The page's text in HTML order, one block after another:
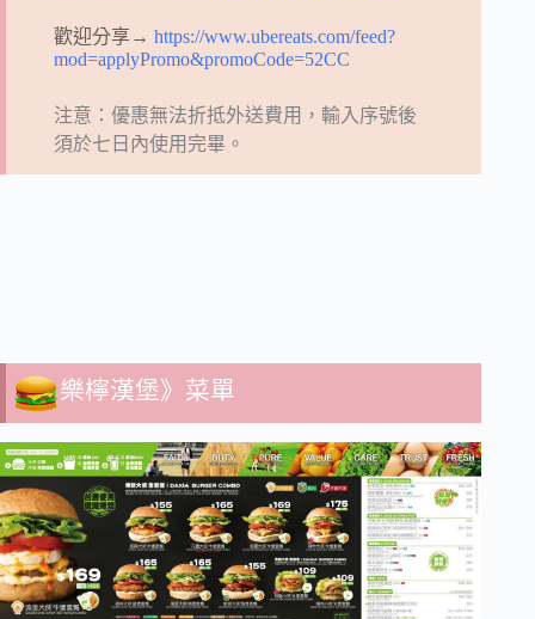
歡迎分享→ https://www.ubereats.com/feed?
mod=applyPromo&promoCode=52CC
注意：優惠無法折抵外送費用，輸入序號後
須於七日內使用完畢。
樂檸漢堡》菜單